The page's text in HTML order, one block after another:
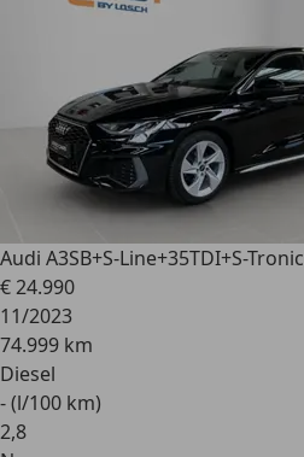
Audi A3SB+S-Line+35TDI+S-Tronic
€ 24.990
11/2023
74.999 km
Diesel
- (l/100 km)
2,8